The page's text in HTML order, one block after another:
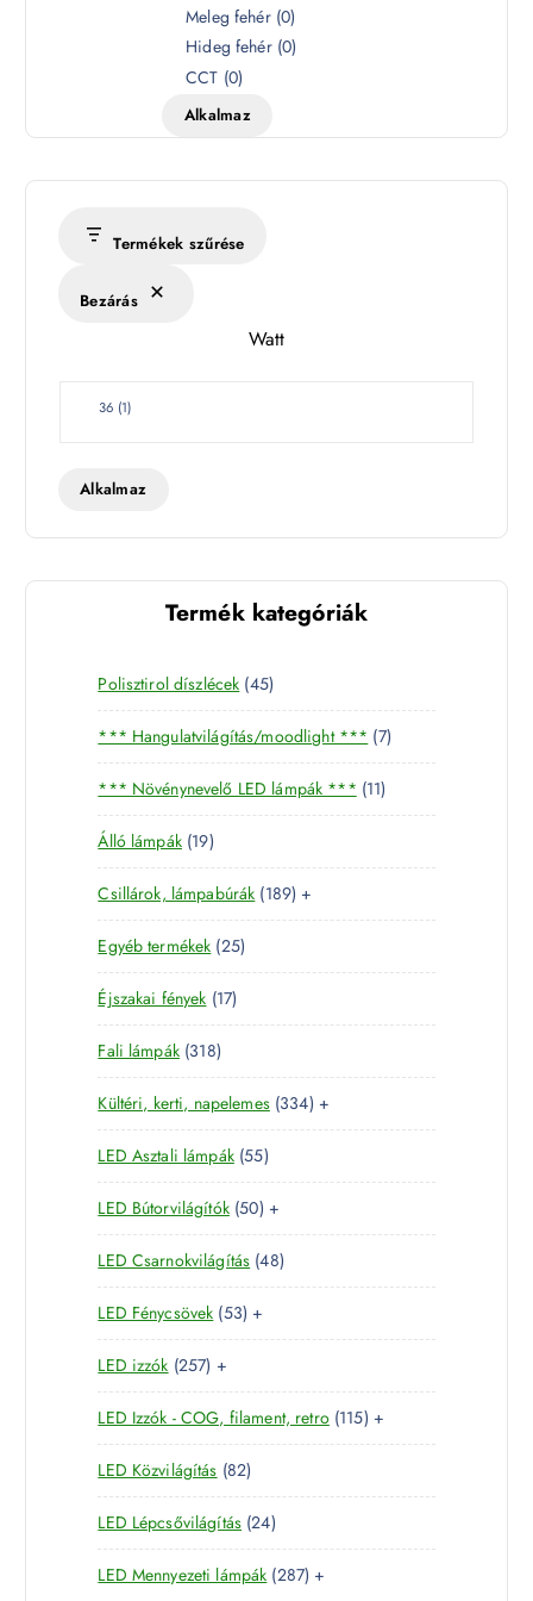
é
s
k
Meleg fehér (0)
Hideg fehér (0)
CCT (0)
Alkalmaz
Termékek szűrése
Bezárás
Watt
W
t
36 (1)
Alkalmaz
Termék kategóriák
Polisztirol díszlécek 454
5
t
e
r
m
k
*** Hangulatvilágítás/moodlight *** 77
t
r
é
*** Növénynevelő LED lámpák *** 111
1
e
m
k
Álló lámpák 191
9
t
e
r
m
é
k
Csillárok, lámpabúrák 1891
8
t
r
é
k
+
Egyéb termékek 252
5
e
m
é
k
Éjszakai fények 171
7
e
r
m
é
k
Fali lámpák 3183
1
8
t
e
r
m
é
k
Kültéri, kerti, napelemes 3343
3
t
r
é
+
LED Asztali lámpák 555
5
t
e
r
m
k
LED Bútorvilágítók 505
0
t
e
r
m
k
+
LED Csarnokvilágítás 484
8
e
m
é
k
LED Fénycsövek 535
3
e
r
m
é
k
+
LED izzók 2572
5
7
t
e
r
m
é
k
+
LED Izzók - COG, filament, retro 1151
1
t
r
+
LED Közvilágítás 828
2
t
e
r
LED Lépcsővilágítás 242
4
t
LED Mennyezeti lámpák 2872 +